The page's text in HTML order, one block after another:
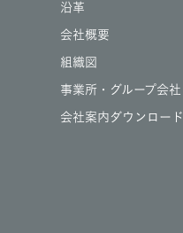
沿革
会社概要
組織図
事業所・グループ会社
会社案内ダウンロード